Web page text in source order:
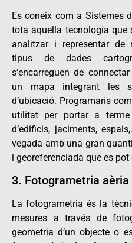
Es coneix com a Sistemes
tota aquella tecnologia que
analitzar i representar de
tipus de dades
s’encarreguen de
un mapa integrant les
d’ubicació. Programaris
utilitat per portar a
d’edificis, jaciments,
vegada amb una gran
i georeferenciada que es
3. Fotogrametria
La fotogrametria és la
mesures a través de
geometria d’un objecte o